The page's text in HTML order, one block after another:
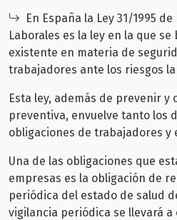
En España la Ley 31/1995
Laborales es la ley en la que
existente en materia de
trabajadores ante los riesgos
Esta ley, además de prevenir y
preventiva, envuelve tanto los
obligaciones de trabajadores y
Una de las obligaciones que
empresas es la obligación de
periódica del estado de salud
vigilancia periódica se llevará